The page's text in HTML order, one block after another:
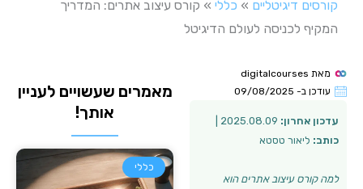
קורסים דיגיטליים » כללי » קורס עיצוב אתרים: המדריך
המקיף לכניסה לעולם הדיגיטל
מאת
עודכן ב- 09/08/2025
עדכון אחרון:
כותב: ליאור טסטא
למה קורס עיצוב אתרים הוא
מאמרים שעשויים לעניין
אותך!
כללי